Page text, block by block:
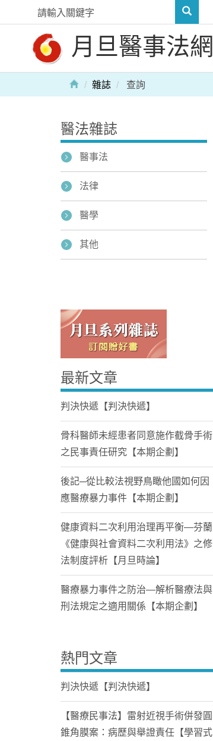
月旦醫事法網
Home
雜誌 查詢
醫法雜誌
醫事法
法律
醫學
其他
最新文章
判決快遞【判決快遞】
骨科醫師未經患者同意施作截骨手術
之民事責任研究【本期企劃】
後記─從比較法視野鳥瞰他國如何因
應醫療暴力事件【本期企劃】
健康資料二次利用治理再平衡—芬蘭
《健康與社會資料二次利用法》之修
法制度評析【月旦時論】
醫療暴力事件之防治—解析醫療法與
刑法規定之適用關係【本期企劃】
熱門文章
判決快遞【判決快遞】
【醫療民事法】雷射近視手術併發圓
錐角膜案：病歷與舉證責任【學習式